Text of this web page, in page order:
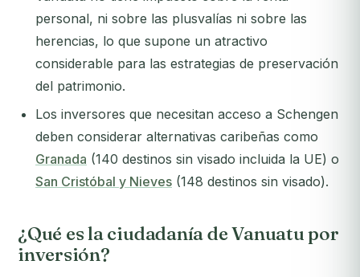
personal, ni sobre las plusvalías ni sobre las
herencias, lo que supone un atractivo
considerable para las estrategias de preservación
del patrimonio.
Los inversores que necesitan acceso a Schengen
deben considerar alternativas caribeñas como
Granada (140 destinos sin visado incluida la UE) o
San Cristóbal y Nieves (148 destinos sin visado).
¿Qué es la ciudadanía de Vanuatu por
inversión?